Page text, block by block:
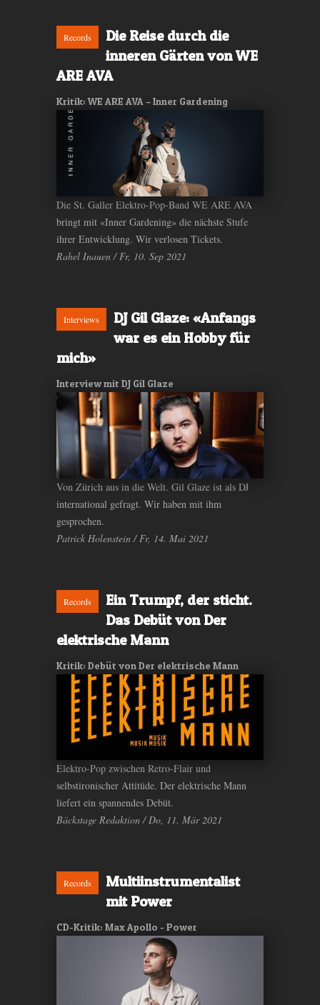
Records
Die Reise durch die
inneren Gärten von WE
ARE AVA
Kritik: WE ARE AVA – Inner Gardening
Die St. Galler Elektro-Pop-Band WE ARE AVA
bringt mit «Inner Gardening» die nächste Stufe
ihrer Entwicklung. Wir verlosen Tickets.
Rahel Inauen / Fr, 10. Sep 2021
Interviews
DJ Gil Glaze: «Anfangs
war es ein Hobby für
mich»
Interview mit DJ Gil Glaze
Von Zürich aus in die Welt. Gil Glaze ist als DJ
international gefragt. Wir haben mit ihm
gesprochen.
Patrick Holenstein / Fr, 14. Mai 2021
Records
Ein Trumpf, der sticht.
Das Debüt von Der
elektrische Mann
Kritik: Debüt von Der elektrische Mann
Elektro-Pop zwischen Retro-Flair und
selbstironischer Attitüde. Der elektrische Mann
liefert ein spannendes Debüt.
Bäckstage Redaktion / Do, 11. Mär 2021
Records
Multiinstrumentalist
mit Power
CD-Kritik: Max Apollo - Power